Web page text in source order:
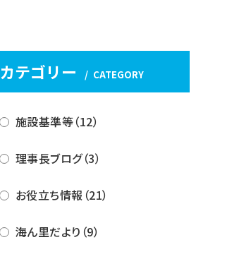
カテゴリー CATEGORY
施設基準等（12）
理事長ブログ（3）
お役立ち情報（21）
海ん里だより（9）